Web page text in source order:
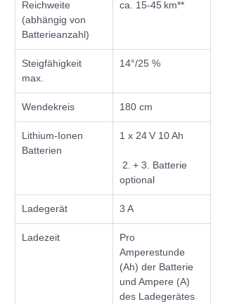
Reichweite
(abhängig von
Batterieanzahl)
ca. 15-45 km**
Steigfähigkeit
max.
14°/25 %
Wendekreis 180 cm
Lithium-Ionen
Batterien
1 x 24 V 10 Ah
optional
Ladegerät 3 A
Ladezeit
Pro
Amperestunde
(Ah) der Batterie
und Ampere (A)
des Ladegerätes